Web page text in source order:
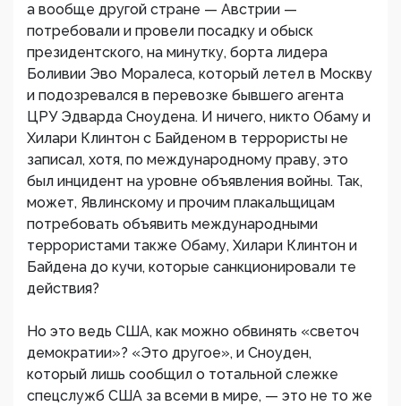
а вообще другой стране — Австрии —
потребовали и провели посадку и обыск
президентского, на минутку, борта лидера
Боливии Эво Моралеса, который летел в Москву
и подозревался в перевозке бывшего агента
ЦРУ Эдварда Сноудена. И ничего, никто Обаму и
Хилари Клинтон с Байденом в террористы не
записал, хотя, по международному праву, это
был инцидент на уровне объявления войны. Так,
может, Явлинскому и прочим плакальщицам
потребовать объявить международными
террористами также Обаму, Хилари Клинтон и
Байдена до кучи, которые санкционировали те
действия?
Но это ведь США, как можно обвинять «светоч
демократии»? «Это другое», и Сноуден,
который лишь сообщил о тотальной слежке
спецслужб США за всеми в мире, — это не то же